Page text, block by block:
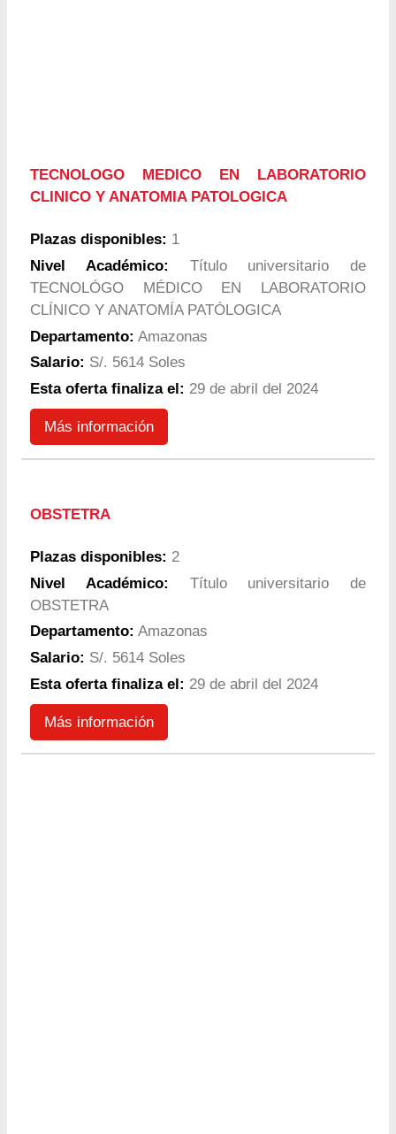
TECNOLOGO MEDICO EN LABORATORIO
CLINICO Y ANATOMIA PATOLOGICA
Plazas disponibles: 1
Nivel Académico: Título universitario de
TECNOLÓGO MÉDICO EN LABORATORIO
CLÍNICO Y ANATOMÍA PATÓLOGICA
Departamento: Amazonas
Salario: S/. 5614 Soles
Esta oferta finaliza el: 29 de abril del 2024
Más información
OBSTETRA
Plazas disponibles: 2
Nivel Académico: Título universitario de
OBSTETRA
Departamento: Amazonas
Salario: S/. 5614 Soles
Esta oferta finaliza el: 29 de abril del 2024
Más información